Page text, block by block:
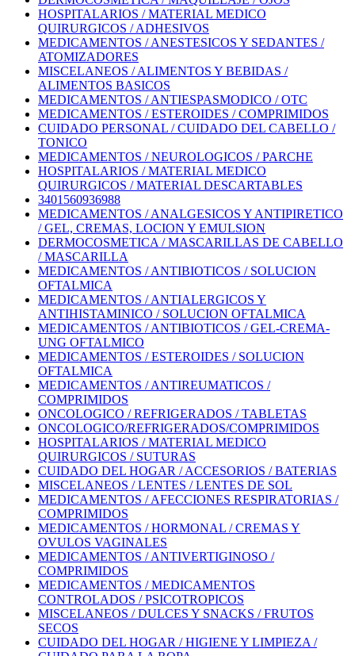
HOSPITALARIOS / MATERIAL MEDICO
QUIRURGICOS / ADHESIVOS
MEDICAMENTOS / ANESTESICOS Y SEDANTES /
ATOMIZADORES
MISCELANEOS / ALIMENTOS Y BEBIDAS /
ALIMENTOS BASICOS
MEDICAMENTOS / ANTIESPASMODICO / OTC
MEDICAMENTOS / ESTEROIDES / COMPRIMIDOS
CUIDADO PERSONAL / CUIDADO DEL CABELLO /
TONICO
MEDICAMENTOS / NEUROLOGICOS / PARCHE
HOSPITALARIOS / MATERIAL MEDICO
QUIRURGICOS / MATERIAL DESCARTABLES
3401560936988
MEDICAMENTOS / ANALGESICOS Y ANTIPIRETICO
/ GEL, CREMAS, LOCION Y EMULSION
DERMOCOSMETICA / MASCARILLAS DE CABELLO
/ MASCARILLA
MEDICAMENTOS / ANTIBIOTICOS / SOLUCION
OFTALMICA
MEDICAMENTOS / ANTIALERGICOS Y
ANTIHISTAMINICO / SOLUCION OFTALMICA
MEDICAMENTOS / ANTIBIOTICOS / GEL-CREMA-
UNG OFTALMICO
MEDICAMENTOS / ESTEROIDES / SOLUCION
OFTALMICA
MEDICAMENTOS / ANTIREUMATICOS /
COMPRIMIDOS
ONCOLOGICO / REFRIGERADOS / TABLETAS
ONCOLOGICO/REFRIGERADOS/COMPRIMIDOS
HOSPITALARIOS / MATERIAL MEDICO
QUIRURGICOS / SUTURAS
CUIDADO DEL HOGAR / ACCESORIOS / BATERIAS
MISCELANEOS / LENTES / LENTES DE SOL
MEDICAMENTOS / AFECCIONES RESPIRATORIAS /
COMPRIMIDOS
MEDICAMENTOS / HORMONAL / CREMAS Y
OVULOS VAGINALES
MEDICAMENTOS / ANTIVERTIGINOSO /
COMPRIMIDOS
MEDICAMENTOS / MEDICAMENTOS
CONTROLADOS / PSICOTROPICOS
MISCELANEOS / DULCES Y SNACKS / FRUTOS
SECOS
CUIDADO DEL HOGAR / HIGIENE Y LIMPIEZA /